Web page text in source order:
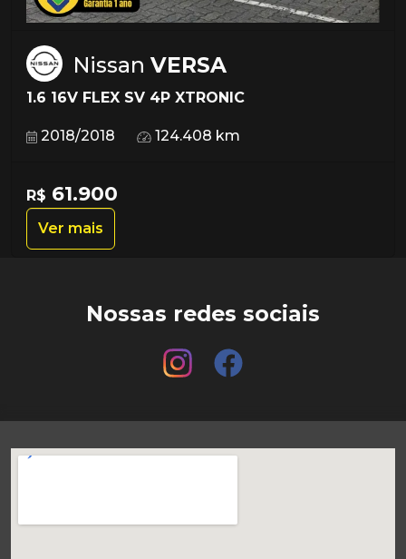
Nissan VERSA
1.6 16V FLEX SV 4P XTRONIC
2018/2018 124.408 km
R$ 61.900
Ver mais
Nossas redes sociais